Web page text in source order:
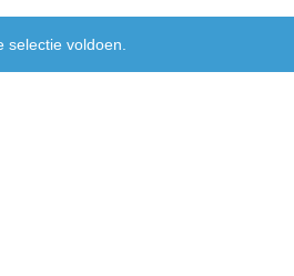
voldoen.